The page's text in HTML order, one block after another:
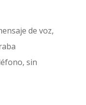
de voz,
sin